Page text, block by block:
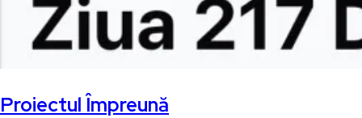
Proiectul Împreună